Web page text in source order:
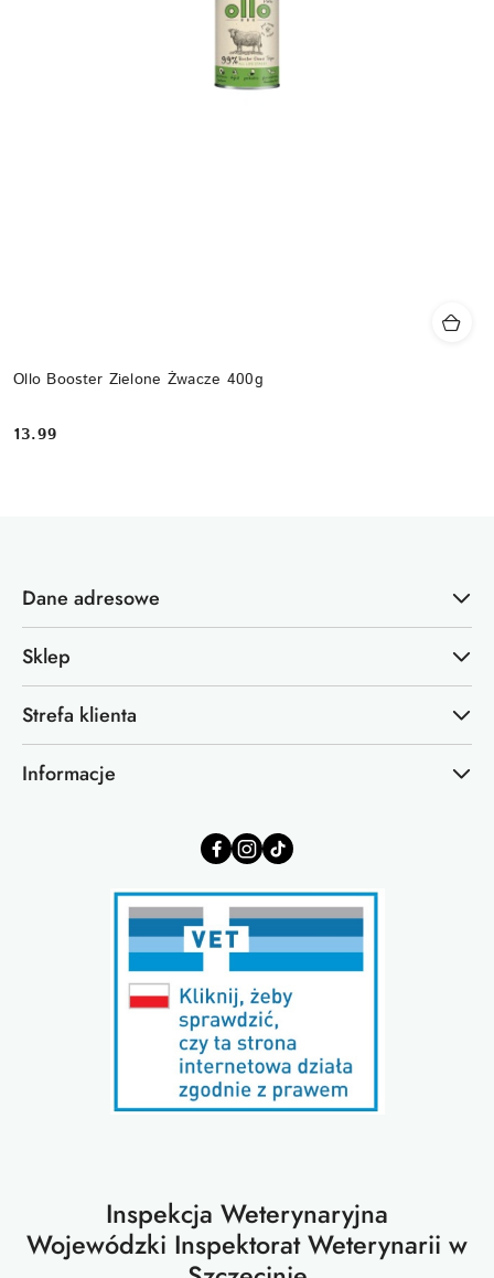
Ollo Booster Zielone Żwacze 400g
Cena:
13.99
Dane adresowe
Sklep
Strefa klienta
Informacje
Inspekcja Weterynaryjna
Wojewódzki Inspektorat Weterynarii w